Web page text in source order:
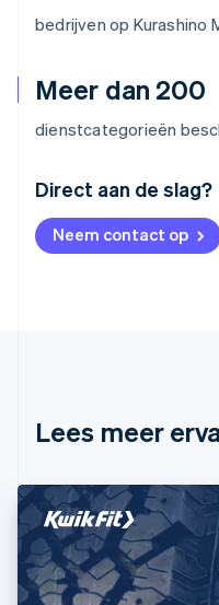
bedrijven op Kurashino
Meer dan 200
dienstcategorieën
Direct aan de slag?
Neem contact op
Lees meer
Australië
English
België
NederlandsFrançais
Denemarken
Duitsland
DeutschEnglish
Estland
English
Finland
English Svenska